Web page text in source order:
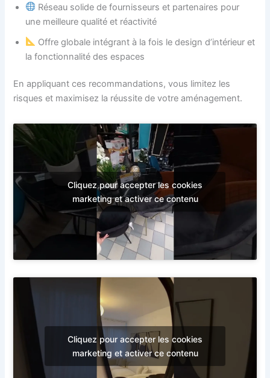
Réseau solide de fournisseurs et partenaires pour
une meilleure qualité et réactivité
Offre globale intégrant à la fois le design d’intérieur et
la fonctionnalité des espaces
En appliquant ces recommandations, vous limitez les
risques et maximisez la réussite de votre aménagement.
Cliquez pour accepter les cookies
marketing et activer ce contenu
Cliquez pour accepter les cookies
marketing et activer ce contenu